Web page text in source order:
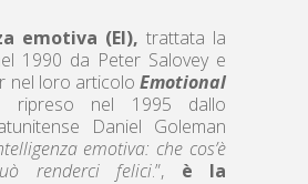
emotiva (EI), trattata la
1990 da Peter Salovey e
nel loro articolo Emotional
ripreso nel 1995 dallo
Daniel Goleman
emotiva: che cos’è
renderci felici.”, è la